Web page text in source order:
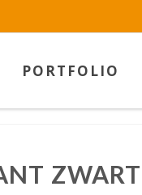
PORTFOLIO
ZWART
bij